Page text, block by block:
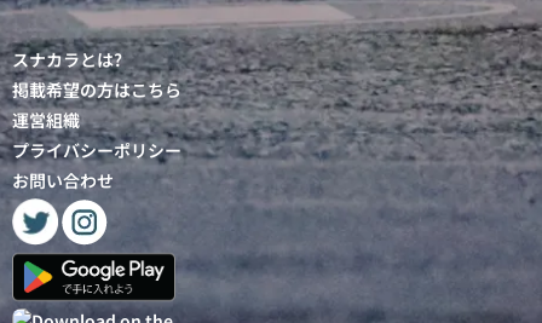
スナカラとは?
掲載希望の方はこちら
運営組織
プライバシーポリシー
お問い合わせ